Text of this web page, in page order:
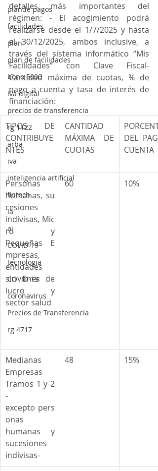
plande pagos
facilidades
plan
plan de facilidades
bono 5000
iva digital
precios de transferencia
rg 1122
arba
iva
inteligencia artificial
fintech
ia
ai
COVID-19
tecnologia
COVID-19
coronavirus
Precios de Transferencia
rg 4717
detalles más importantes del
régimen: - El acogimiento podrá
realizarse desde el 1/7/2025 y hasta
el 30/12/2025, ambos inclusive, a
través del sistema informático “Mis
Facilidades” con Clave Fiscal-
Cantidad máxima de cuotas, % de
pago a cuenta y tasa de interés de
financiación:
TIPOS DE
CONTRIBUYE
NTES
CANTIDAD
MÁXIMA DE
CUOTAS
DEL
CUENTA
Personas
humanas, su
cesiones
indivisas, Mic
ro y
Pequeñas E
mpresas,
entidades
sin fines de
lucro y
sector salud
60 10%
Medianas
Empresas
Tramos 1 y 2
-
excepto pers
onas
humanas y
sucesiones
indivisas-
48 15%